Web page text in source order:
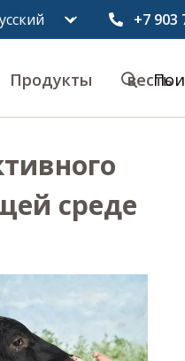
+7 903
Продукты весть
среде